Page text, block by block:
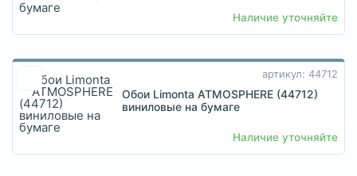
Наличие уточняйте
артикул: 44712
Обои Limonta ATMOSPHERE (44712)
виниловые на бумаге
Наличие уточняйте